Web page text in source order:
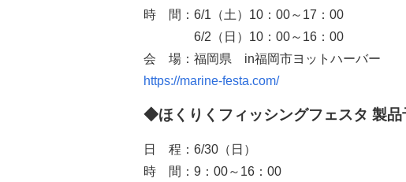
時 間：6/1（土）10： 00～ 17 ： 00
6/2（日）10： 00～ 16 ： 00
会 場：福岡県 in福岡市ヨットハーバー
https://marine-festa.com/
◆ほくりくフィッシングフェスタ 製
日 程：6/30（日）
時 間： 9 ： 00～ 16 ： 00